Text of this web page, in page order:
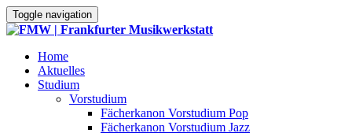
Toggle navigation
Home
Aktuelles
Studium
Vorstudium
Fächerkanon Vorstudium Pop
Fächerkanon Vorstudium Jazz